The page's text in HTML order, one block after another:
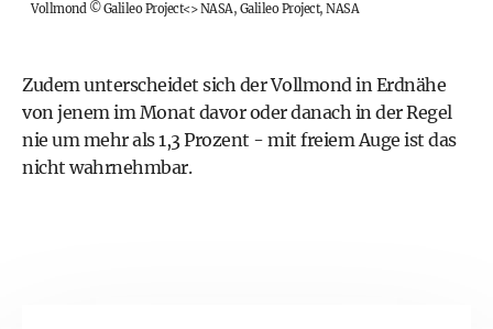
Vollmond©Galileo Project<> NASA, Galileo Project, NASA
Zudem unterscheidet sich der Vollmond in Erdnähe
von jenem im Monat davor oder danach in der Regel
nie um mehr als 1,3 Prozent - mit freiem Auge ist das
nicht wahrnehmbar.